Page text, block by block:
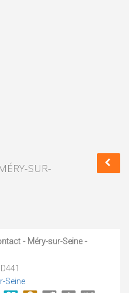
SUR-
- Méry-sur-Seine -
Seine